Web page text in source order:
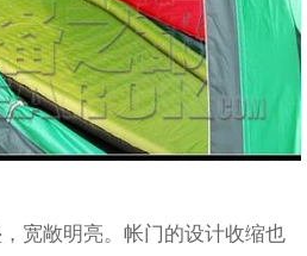
宽敞明亮。帐门的设计收缩也